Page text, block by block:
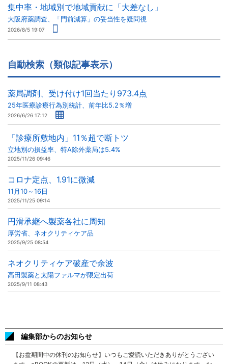
集中率・地域別で地域貢献に「大差なし」
大阪府薬調査、「門前減算」の妥当性を疑問視
2026/8/5 19:07
自動検索（類似記事表示）
薬局調剤、受け付け1回当たり973.4点
25年医療診療行為別統計、前年比5.2％増
2026/6/26 17:12
「診療所敷地内」11％超で断トツ
立地別の損益率、特A除外薬局は5.4%
2025/11/26 09:46
コロナ定点、1.91に微減
11月10～16日
2025/11/25 09:14
円滑承継へ製薬各社に周知
厚労省、ネオクリティケア品
2025/9/25 08:54
ネオクリティケア破産で余波
高田製薬と太陽ファルマが限定出荷
2025/9/11 08:43
編集部からのお知らせ
【お盆期間中の休刊のお知らせ】いつもご愛読いただきありがとうござい